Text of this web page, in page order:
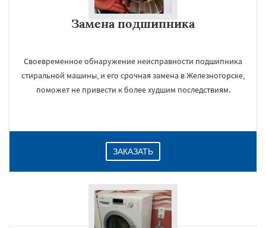
Замена подшипника
Своевременное обнаружение неисправности подшипника
стиральной машины, и его срочная замена в Железногорске,
поможет не привести к более худшим последствиям.
ЗАКАЗАТЬ